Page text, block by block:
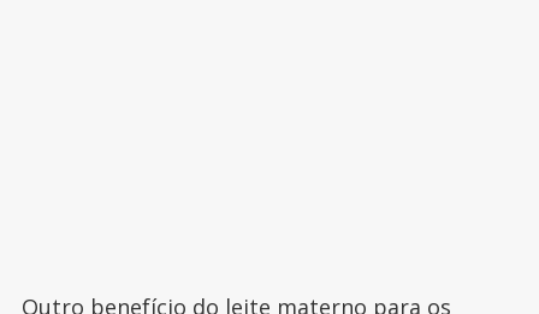
Outro benefício do leite materno para os